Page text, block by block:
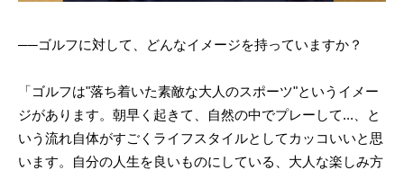
──ゴルフに対して、どんなイメージを持っていますか？
「ゴルフは"落ち着いた素敵な大人のスポーツ"というイメー
ジがあります。朝早く起きて、自然の中でプレーして...、と
いう流れ自体がすごくライフスタイルとしてカッコいいと思
います。自分の人生を良いものにしている、大人な楽しみ方